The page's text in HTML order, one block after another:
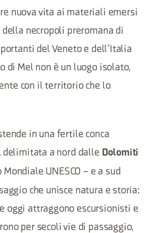
nuova vita ai materiali emersi
necropoli preromana di
del Veneto e dell’Italia
di Mel non è un luogo isolato,
con il territorio che lo
in una fertile conca
delimitata a nord dalle Dolomiti
UNESCO – e a sud
che unisce natura e storia:
oggi attraggono escursionisti e
per secoli vie di passaggio,